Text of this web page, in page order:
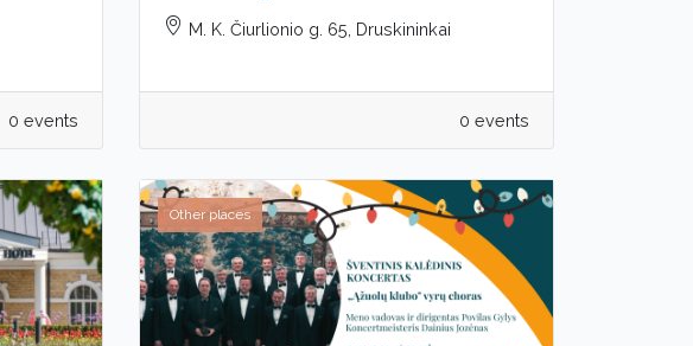
0 events
M. K. Čiurlionio g. 65, Druskininkai
0 events
Other places